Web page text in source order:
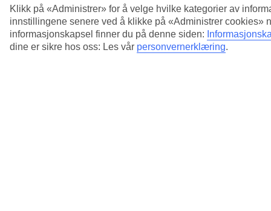
Klikk på «Administrer» for å velge hvilke kategorier av
innstillingene senere ved å klikke på «Administrer cookies»
informasjonskapsel finner du på denne siden:
dine er sikre hos oss: Les vår personvernerklæring.